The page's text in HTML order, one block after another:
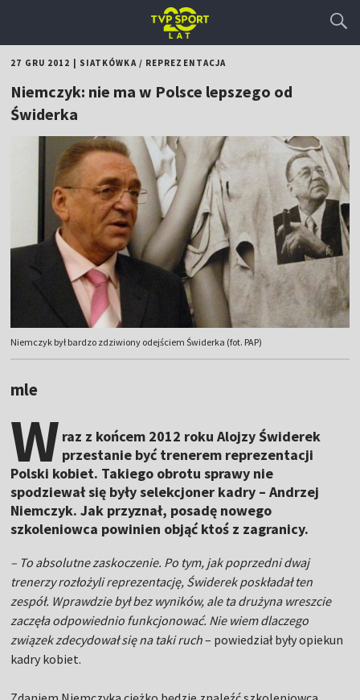
27 GRU 2012 SIATKÓWKA/ REPREZENTACJA
Niemczyk: nie ma w Polsce lepszego od
Świderka
Niemczyk był bardzo zdziwiony odejściem Świderka (fot. PAP)
mle
W raz z końcem 2012 roku Alojzy Świderek
przestanie być trenerem reprezentacji
Polski kobiet. Takiego obrotu sprawy nie
spodziewał się były selekcjoner kadry – Andrzej
Niemczyk. Jak przyznał, posadę nowego
szkoleniowca powinien objąć ktoś z zagranicy.
– To absolutne zaskoczenie. Po tym, jak poprzedni dwaj
trenerzy rozłożyli reprezentację, Świderek poskładał ten
zespół. Wprawdzie był bez wyników, ale ta drużyna wreszcie
zaczęła odpowiednio funkcjonować. Nie wiem dlaczego
związek zdecydował się na taki ruch– powiedział były opiekun
kadry kobiet.